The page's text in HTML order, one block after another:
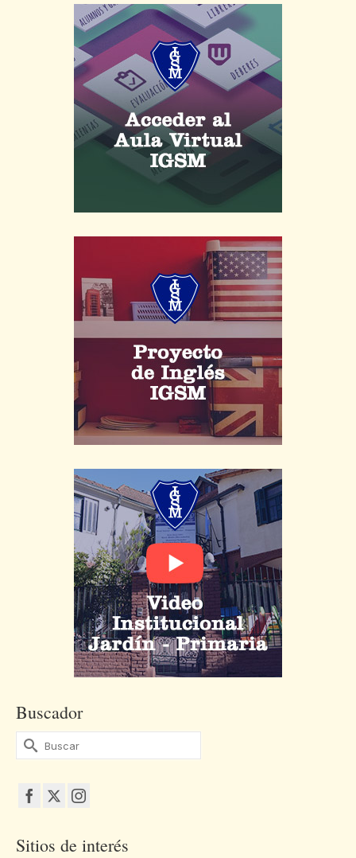
Buscador
Buscar
por:
Sitios de interés